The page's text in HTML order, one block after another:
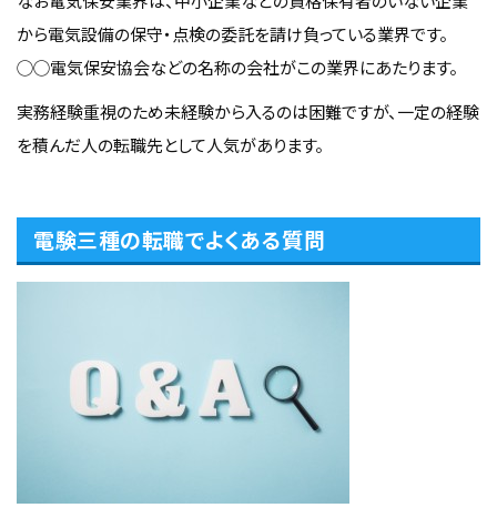
から電気設備の保守・点検の委託を請け負っている業界です。
◯◯電気保安協会などの名称の会社がこの業界にあたります。
実務経験重視のため未経験から入るのは困難ですが、一定の経験
を積んだ人の転職先として人気があります。
電験三種の転職でよくある質問